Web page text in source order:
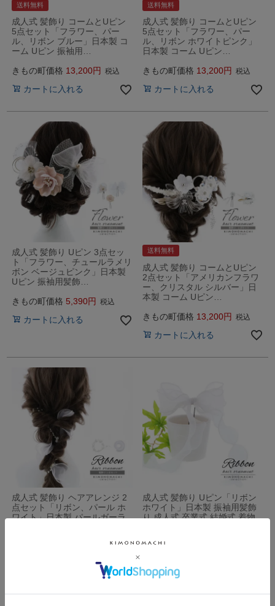
送料無料
成人式 髪飾り コームとUピン
5点セット「フラワー、パー
ル、リボン ブルー」日本製 コ
ーム Uピン 振袖用…
きもの町価格 13,200 税込
カートに入れる
送料無料
成人式 髪飾り コームとUピン
5点セット「フラワー、パー
ル、リボン ホワイトピンク」
日本製 コーム Uピン…
きもの町価格 13,200 税込
カートに入れる
成人式 髪飾り Uピン 3点セッ
ト「フラワー、チュールラメリ
ボン ベージュピンク」日本製
Uピン 振袖用髪飾…
きもの町価格 5,390 税込
カートに入れる
送料無料
成人式 髪飾り コームとUピン
2点セット「アメリカンフラワ
ー、クリスタル シルバー」日
本製 コーム Uピン…
きもの町価格 13,200 税込
カートに入れる
成人式 髪飾り ヘアアレンジ 2
点セット「リボン、パール ホ
ワイト」日本製 パールガーラ
税込
成人式 髪飾り Uピン「リボン
ホワイト」日本製 振袖用髪飾
り 成人式 卒業式 結婚式 着物
きもの町価格
カートに入れる